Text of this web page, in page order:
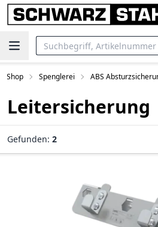
eShop Spenglerei ABS
Leitersicherung
Gefunden: 2